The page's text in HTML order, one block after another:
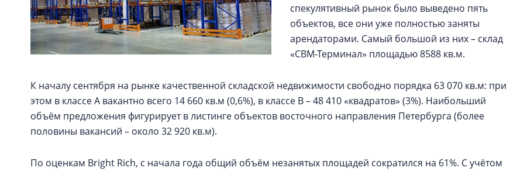
спекулятивный рынок было выведено пять
объектов, все они уже полностью заняты
арендаторами. Самый большой из них – склад
«СВМ-Терминал» площадью 8588 кв.м.
К началу сентября на рынке качественной складской недвижимости свободно порядка 63 070 кв.м: при
этом в классе А вакантно всего 14 660 кв.м (0,6%), в классе В – 48 410 «квадратов» (3%). Наибольший
объём предложения фигурирует в листинге объектов восточного направления Петербурга (более
половины вакансий – около 32 920 кв.м).
По оценкам Bright Rich, с начала года общий объём незанятых площадей сократился на 61%. С учётом